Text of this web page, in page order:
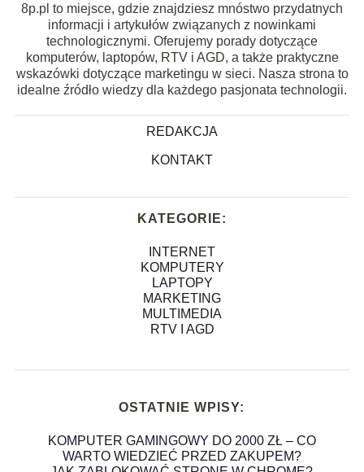
8p.pl to miejsce, gdzie znajdziesz mnóstwo przydatnych
informacji i artykułów związanych z nowinkami
technologicznymi. Oferujemy porady dotyczące
komputerów, laptopów, RTV i AGD, a także praktyczne
wskazówki dotyczące marketingu w sieci. Nasza strona to
idealne źródło wiedzy dla każdego pasjonata technologii.
REDAKCJA
KONTAKT
KATEGORIE:
INTERNET
KOMPUTERY
LAPTOPY
MARKETING
MULTIMEDIA
RTV I AGD
OSTATNIE WPISY:
KOMPUTER GAMINGOWY DO 2000 ZŁ – CO
WARTO WIEDZIEĆ PRZED ZAKUPEM?